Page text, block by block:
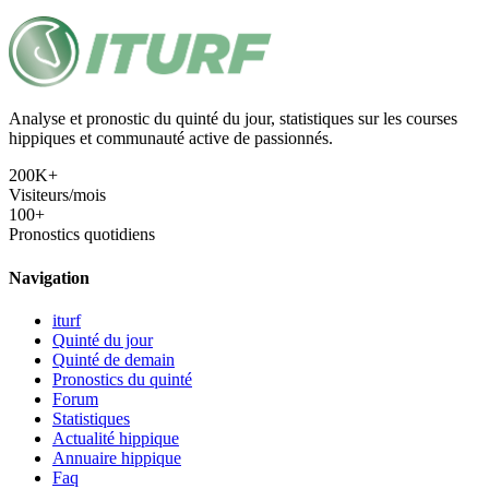
Analyse et pronostic du quinté du jour, statistiques sur les courses
hippiques et communauté active de passionnés.
200K+
Visiteurs/mois
100+
Pronostics quotidiens
Navigation
iturf
Quinté du jour
Quinté de demain
Pronostics du quinté
Forum
Statistiques
Actualité hippique
Annuaire hippique
Faq